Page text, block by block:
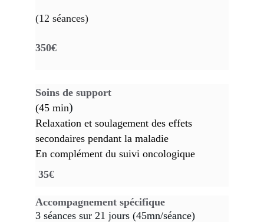
(12 séances)
350€
Soins de support
(45 min)
Relaxation et soulagement des effets
secondaires pendant la maladie
En complément du suivi oncologique
35€
Accompagnement spécifique
3 séances sur 21 jours (45mn/séance)